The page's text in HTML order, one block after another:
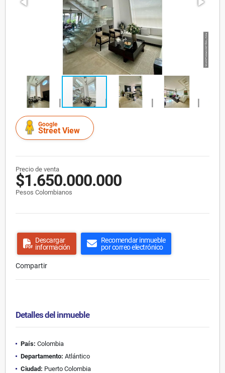
Google
Street View
Precio de venta
$1.650.000.000
Pesos Colombianos
Descargar
información
Recomendar inmueble
por correo electrónico
Compartir
Detalles del inmueble
País: Colombia
Departamento: Atlántico
Ciudad: Puerto Colombia